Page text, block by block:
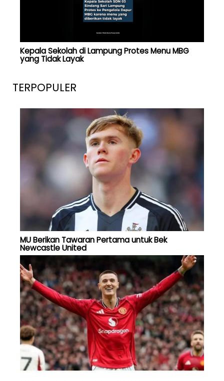
Kepala Sekolah di Lampung Protes Menu MBG
yang Tidak Layak
TERPOPULER
MU Berikan Tawaran Pertama untuk Bek
Newcastle United